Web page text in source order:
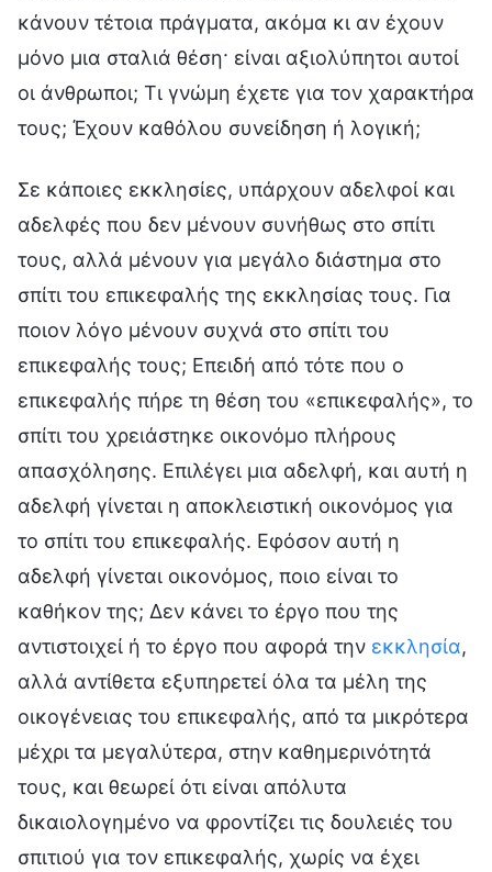
κάνουν τέτοια πράγματα, ακόμα κι αν έχουν
μόνο μια σταλιά θέση· είναι αξιολύπητοι αυτοί
οι άνθρωποι; Τι γνώμη έχετε για τον χαρακτήρα
τους; Έχουν καθόλου συνείδηση ή λογική;
Σε κάποιες εκκλησίες, υπάρχουν αδελφοί και
αδελφές που δεν μένουν συνήθως στο σπίτι
τους, αλλά μένουν για μεγάλο διάστημα στο
σπίτι του επικεφαλής της εκκλησίας τους. Για
ποιον λόγο μένουν συχνά στο σπίτι του
επικεφαλής τους; Επειδή από τότε που ο
επικεφαλής πήρε τη θέση του «επικεφαλής», το
σπίτι του χρειάστηκε οικονόμο πλήρους
απασχόλησης. Επιλέγει μια αδελφή, και αυτή η
αδελφή γίνεται η αποκλειστική οικονόμος για
το σπίτι του επικεφαλής. Εφόσον αυτή η
αδελφή γίνεται οικονόμος, ποιο είναι το
καθήκον της; Δεν κάνει το έργο που της
αντιστοιχεί ή το έργο που αφορά την εκκλησία,
αλλά αντίθετα εξυπηρετεί όλα τα μέλη της
οικογένειας του επικεφαλής, από τα μικρότερα
μέχρι τα μεγαλύτερα, στην καθημερινότητά
τους, και θεωρεί ότι είναι απόλυτα
δικαιολογημένο να φροντίζει τις δουλειές του
σπιτιού για τον επικεφαλής, χωρίς να έχει